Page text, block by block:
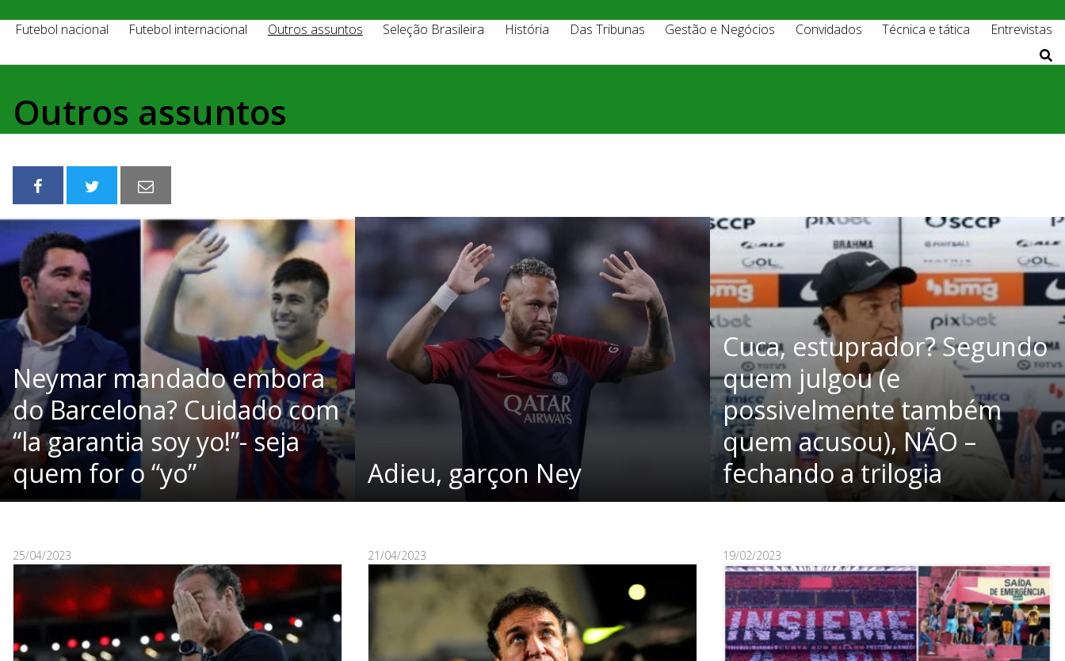
Futebol nacional Futebol internacional Outros assuntos Seleção Brasileira História Das Tribunas Gestão e Negócios Convidados Técnica e tática Entrevistas
Outros assuntos
Neymar mandado embora
do Barcelona? Cuidado com
“la garantia soy yo!”- seja
quem for o “yo”
Adieu, garçon Ney
Cuca, estuprador? Segundo
quem julgou (e
possivelmente também
quem acusou), NÃO –
fechando a trilogia
25/04/2023 21/04/2023 19/02/2023